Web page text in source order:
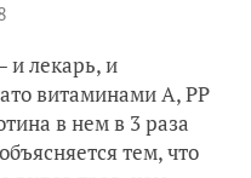
и лекарь, и
витаминами А, РР
в нем в 3 раза
тем, что